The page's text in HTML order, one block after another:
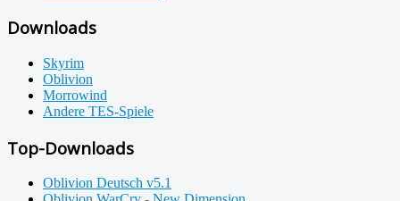
Downloads
Skyrim
Oblivion
Morrowind
Andere TES-Spiele
Top-Downloads
Oblivion Deutsch v5.1